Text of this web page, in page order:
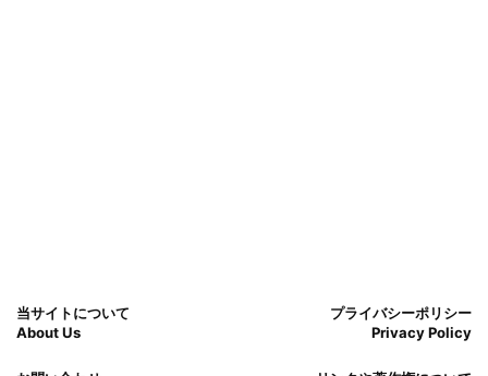
当サイトについて
About Us
プライバシーポリシー
Privacy Policy